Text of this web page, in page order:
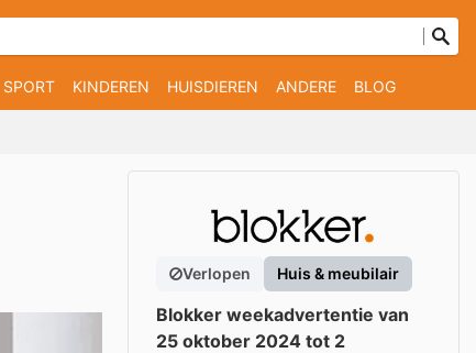
SPORT KINDEREN HUISDIEREN ANDERE BLOG
Verlopen Huis & meubilair
Blokker weekadvertentie van
25 oktober 2024 tot 2